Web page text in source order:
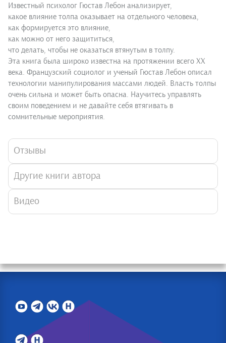
Известный психолог Гюстав Лебон анализирует,
какое влияние толпа оказывает на отдельного человека,
как формируется это влияние,
как можно от него защититься,
что делать, чтобы не оказаться втянутым в толпу.
Эта книга была широко известна на протяжении всего ХХ
века. Французский социолог и ученый Гюстав Лебон описал
технологии манипулирования массами людей. Власть толпы
очень сильна и может быть опасна. Научитесь управлять
своим поведением и не давайте себя втягивать в
сомнительные мероприятия.
Отзывы
Другие книги автора
Видео